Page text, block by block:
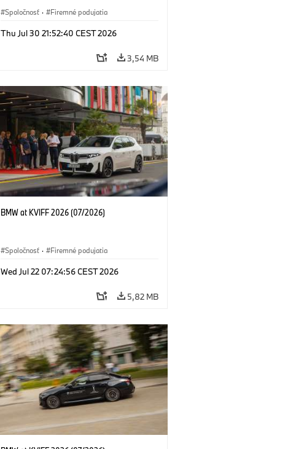
Spoločnosť · Firemné podujatia
Thu Jul 30 21:52:40 CEST 2026
3,54 MB
BMW at KVIFF 2026 (07/2026)
Spoločnosť · Firemné podujatia
Wed Jul 22 07:24:56 CEST 2026
5,82 MB